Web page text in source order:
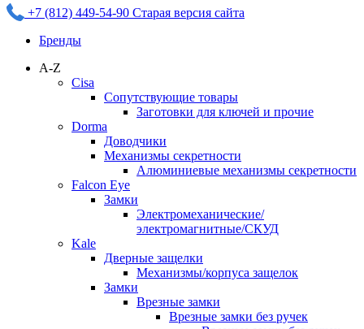
+7 (812) 449-54-90 Старая версия сайта
Бренды
A-Z
Cisa
Сопутствующие товары
Заготовки для ключей и прочие
Dorma
Доводчики
Механизмы секретности
Алюминиевые механизмы секретности
Falcon Eye
Замки
Электромеханические/
электромагнитные/СКУД
Kale
Дверные защелки
Механизмы/корпуса защелок
Замки
Врезные замки
Врезные замки без ручек